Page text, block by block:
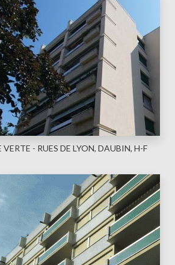
- RUES DE LYON, DAUBIN, H-F